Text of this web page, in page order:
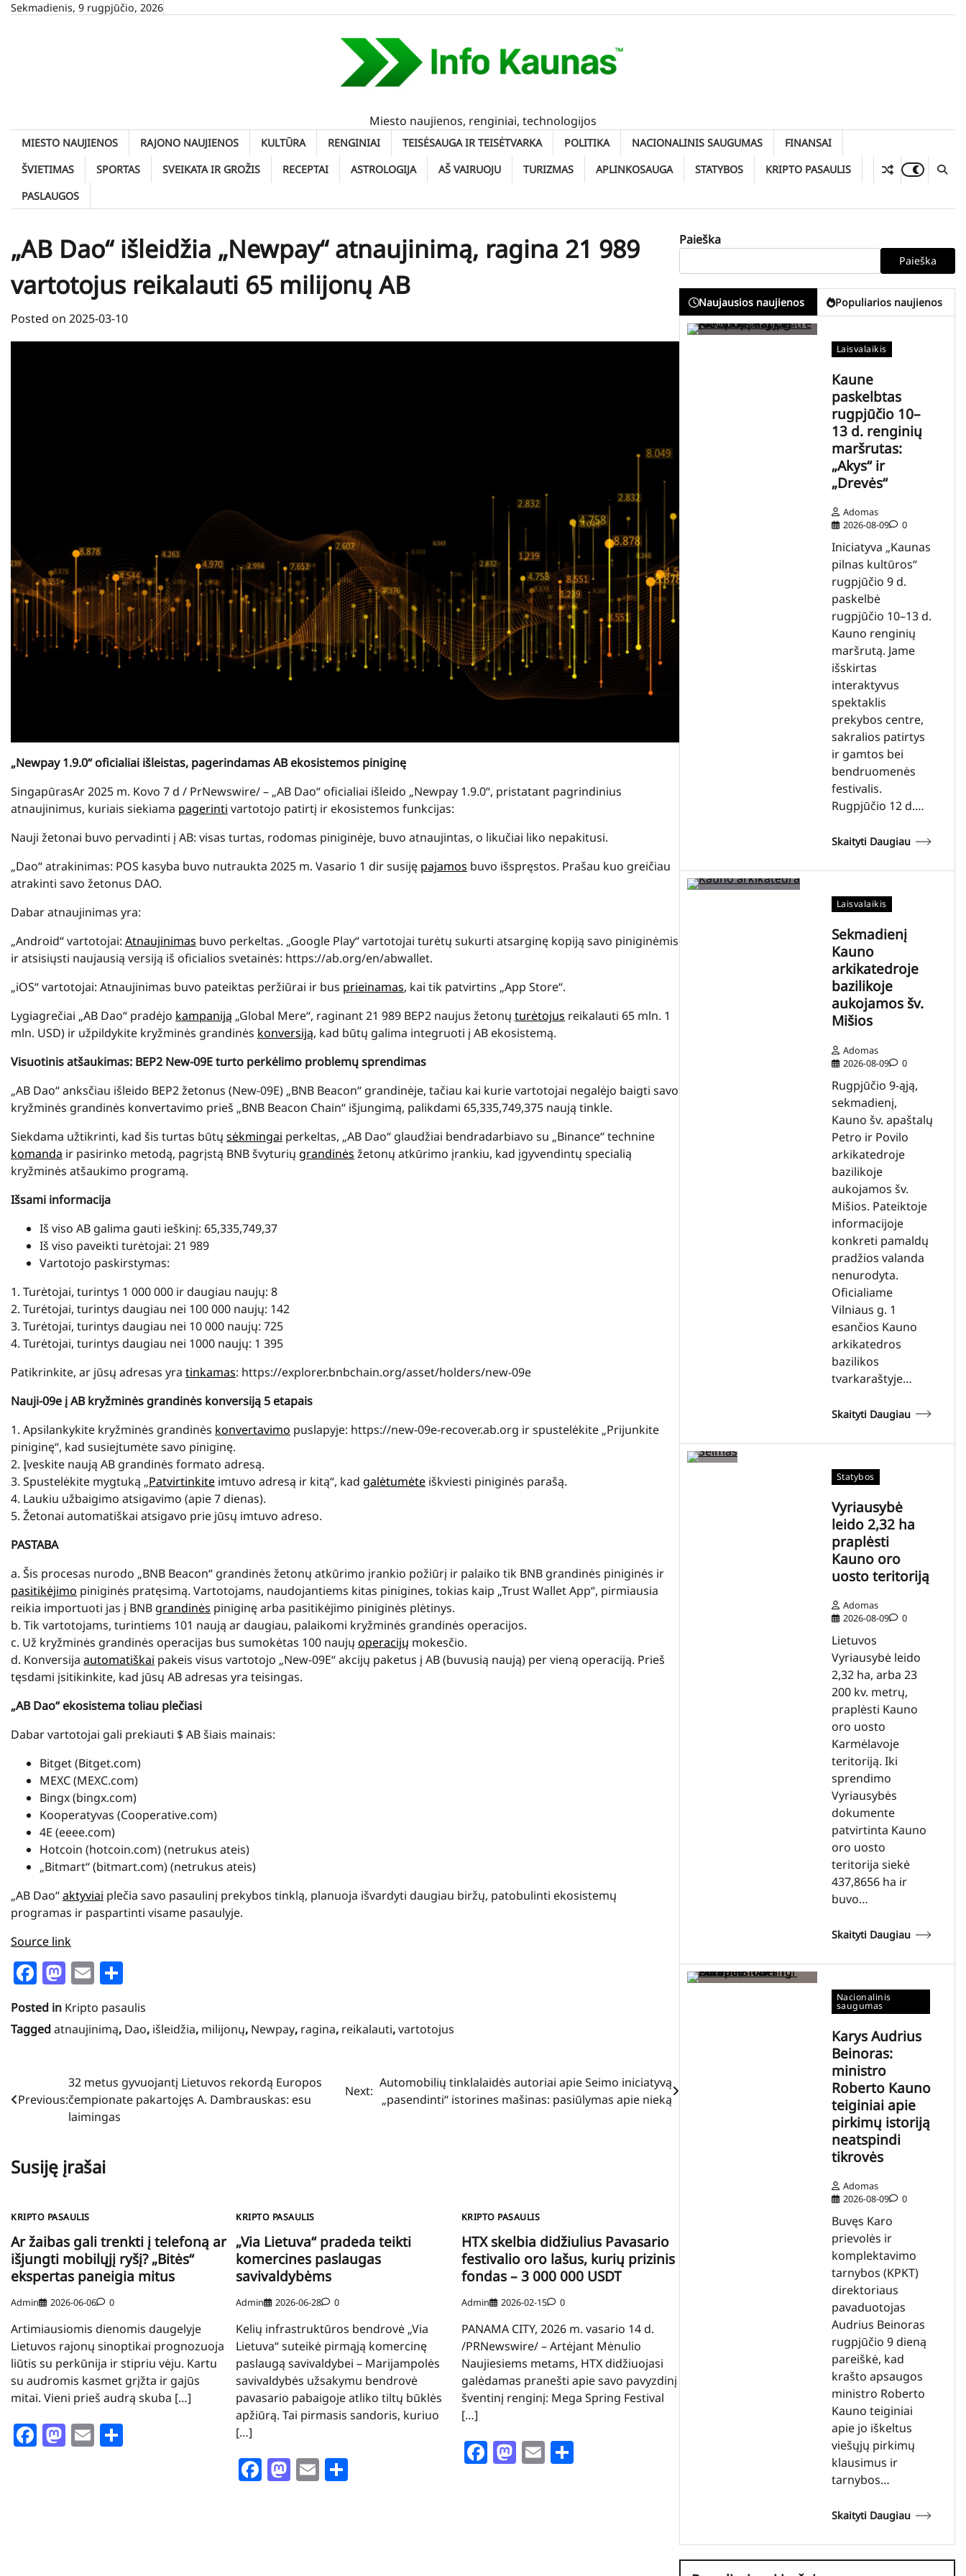
SkipSekmadienis, 9 rugpjūčio, 2026
Miesto naujienos, renginiai, technologijos
MIESTO NAUJIENOS RAJONO NAUJIENOS KULTŪRA RENGINIAI TEISĖSAUGA IR TEISĖTVARKA POLITIKA NACIONALINIS SAUGUMAS
FINANSAI
ŠVIETIMAS
SPORTAS SVEIKATA IR GROŽIS RECEPTAI ASTROLOGIJA AŠ VAIRUOJU TURIZMAS APLINKOSAUGA STATYBOS
KRIPTO PASAULIS
PASLAUGOS
„AB Dao“ išleidžia „Newpay“ atnaujinimą, ragina 21 989
vartotojus reikalauti 65 milijonų AB
Posted on 2025-03-10
„Newpay 1.9.0“ oficialiai išleistas, pagerindamas AB ekosistemos piniginę
SingapūrasAr 2025 m. Kovo 7 d / PrNewswire/ – „AB Dao“ oficialiai išleido „Newpay 1.9.0“, pristatant pagrindinius
atnaujinimus, kuriais siekiama pagerinti vartotojo patirtį ir ekosistemos funkcijas:
Nauji žetonai buvo pervadinti į AB: visas turtas, rodomas piniginėje, buvo atnaujintas, o likučiai liko nepakitusi.
„Dao“ atrakinimas: POS kasyba buvo nutraukta 2025 m. Vasario 1 dir susiję pajamos buvo išspręstos. Prašau kuo greičiau
atrakinti savo žetonus DAO.
Dabar atnaujinimas yra:
„Android“ vartotojai: Atnaujinimas buvo perkeltas. „Google Play“ vartotojai turėtų sukurti atsarginę kopiją savo piniginėmis
ir atsisiųsti naujausią versiją iš oficialios svetainės: https://ab.org/en/abwallet.
„iOS“ vartotojai: Atnaujinimas buvo pateiktas peržiūrai ir bus prieinamas, kai tik patvirtins „App Store“.
Lygiagrečiai „AB Dao“ pradėjo kampaniją „Global Mere“, raginant 21 989 BEP2 naujus žetonų turėtojus reikalauti 65 mln. 1
mln. USD) ir užpildykite kryžminės grandinės konversiją, kad būtų galima integruoti į AB ekosistemą.
Visuotinis atšaukimas: BEP2 New-09E turto perkėlimo problemų sprendimas
„AB Dao“ anksčiau išleido BEP2 žetonus (New-09E) „BNB Beacon“ grandinėje, tačiau kai kurie vartotojai negalėjo baigti savo
kryžminės grandinės konvertavimo prieš „BNB Beacon Chain“ išjungimą, palikdami 65,335,749,375 naują tinkle.
Siekdama užtikrinti, kad šis turtas būtų sėkmingai perkeltas, „AB Dao“ glaudžiai bendradarbiavo su „Binance“ technine
komanda ir pasirinko metodą, pagrįstą BNB švyturių grandinės žetonų atkūrimo įrankiu, kad įgyvendintų specialią
kryžminės atšaukimo programą.
Išsami informacija
Iš viso AB galima gauti ieškinį: 65,335,749,37
Iš viso paveikti turėtojai: 21 989
Vartotojo paskirstymas:
1. Turėtojai, turintys 1 000 000 ir daugiau naujų: 8
2. Turėtojai, turintys daugiau nei 100 000 naujų: 142
3. Turėtojai, turintys daugiau nei 10 000 naujų: 725
4. Turėtojai, turintys daugiau nei 1000 naujų: 1 395
Patikrinkite, ar jūsų adresas yra tinkamas: https://explorer.bnbchain.org/asset/holders/new-09e
Nauji-09e į AB kryžminės grandinės konversiją 5 etapais
1. Apsilankykite kryžminės grandinės konvertavimo puslapyje: https://new-09e-recover.ab.org ir spustelėkite „Prijunkite
piniginę“, kad susiejtumėte savo piniginę.
2. Įveskite naują AB grandinės formato adresą.
3. Spustelėkite mygtuką „Patvirtinkite imtuvo adresą ir kitą“, kad galėtumėte iškviesti piniginės parašą.
4. Laukiu užbaigimo atsigavimo (apie 7 dienas).
5. Žetonai automatiškai atsigavo prie jūsų imtuvo adreso.
PASTABA
a. Šis procesas nurodo „BNB Beacon“ grandinės žetonų atkūrimo įrankio požiūrį ir palaiko tik BNB grandinės piniginės ir
pasitikėjimo piniginės pratęsimą. Vartotojams, naudojantiems kitas pinigines, tokias kaip „Trust Wallet App“, pirmiausia
reikia importuoti jas į BNB grandinės piniginę arba pasitikėjimo piniginės plėtinys.
b. Tik vartotojams, turintiems 101 naują ar daugiau, palaikomi kryžminės grandinės operacijos.
c. Už kryžminės grandinės operacijas bus sumokėtas 100 naujų operacijų mokesčio.
d. Konversija automatiškai pakeis visus vartotojo „New-09E“ akcijų paketus į AB (buvusią naują) per vieną operaciją. Prieš
tęsdami įsitikinkite, kad jūsų AB adresas yra teisingas.
„AB Dao“ ekosistema toliau plečiasi
Dabar vartotojai gali prekiauti $ AB šiais mainais:
Bitget (Bitget.com)
MEXC (MEXC.com)
Bingx (bingx.com)
Kooperatyvas (Cooperative.com)
4E (eeee.com)
Hotcoin (hotcoin.com) (netrukus ateis)
„Bitmart“ (bitmart.com) (netrukus ateis)
„AB Dao“aktyviai plečia savo pasaulinį prekybos tinklą, planuoja išvardyti daugiau biržų, patobulinti ekosistemų
programas ir paspartinti visame pasaulyje.
Source link
Facebook
Mastodon
Email
Posted in Kripto pasaulis
Taggedatnaujinimą, Dao, išleidžia, milijonų, Newpay, ragina, reikalauti,vartotojus
Navigacija
tarp
Previous:
32 metus gyvuojantį Lietuvos rekordą Europos
čempionate pakartojęs A. Dambrauskas: esu
laimingas
Next:
Automobilių tinklalaidės autoriai apie Seimo iniciatyvą
„pasendinti“ istorines mašinas: pasiūlymas apie nieką
Susiję įrašai
KRIPTO PASAULIS
Ar žaibas gali trenkti į telefoną ar
išjungti mobilųjį ryšį? „Bitės“
ekspertas paneigia mitus
Admin 2026-06-06 0
Artimiausiomis dienomis daugelyje
Lietuvos rajonų sinoptikai prognozuoja
liūtis su perkūnija ir stipriu vėju. Kartu
su audromis kasmet grįžta ir gajūs
mitai. Vieni prieš audrą skuba […]
Facebook
Mastodon
Email
KRIPTO PASAULIS
„Via Lietuva“ pradeda teikti
komercines paslaugas
savivaldybėms
Admin 2026-06-28 0
Kelių infrastruktūros bendrovė „Via
Lietuva“ suteikė pirmąją komercinę
paslaugą savivaldybei – Marijampolės
savivaldybės užsakymu bendrovė
pavasario pabaigoje atliko tiltų būklės
apžiūrą. Tai pirmasis sandoris, kuriuo
[…]
Facebook
Mastodon
Email
KRIPTO PASAULIS
HTX skelbia didžiulius Pavasario
festivalio oro lašus, kurių prizinis
fondas – 3 000 000 USDT
Admin 2026-02-15 0
PANAMA CITY, 2026 m. vasario 14 d.
/PRNewswire/ – Artėjant Mėnulio
Naujiesiems metams, HTX didžiuojasi
galėdamas pranešti apie savo pavyzdinį
šventinį renginį: Mega Spring Festival
[…]
Facebook
Mastodon
EmailShare
Paieška
Paieška
Naujausios naujienos Populiarios naujienos
Laisvalaikis
Kaune
paskelbtas
rugpjūčio 10–
13 d. renginių
maršrutas:
„Akys“ ir
„Drevės“
Adomas
2026-08-09
0
Iniciatyva „Kaunas
pilnas kultūros“
rugpjūčio 9 d.
paskelbė
rugpjūčio 10–13 d.
Kauno renginių
maršrutą. Jame
išskirtas
interaktyvus
spektaklis
prekybos centre,
sakralios patirtys
ir gamtos bei
bendruomenės
festivalis.
Rugpjūčio 12 d.…
Skaityti Daugiau
Laisvalaikis
Sekmadienį
Kauno
arkikatedroje
bazilikoje
aukojamos šv.
Mišios
Adomas
2026-08-09
0
Rugpjūčio 9-ąją,
sekmadienį,
Kauno šv. apaštalų
Petro ir Povilo
arkikatedroje
bazilikoje
aukojamos šv.
Mišios. Pateiktoje
informacijoje
konkreti pamaldų
pradžios valanda
nenurodyta.
Oficialiame
Vilniaus g. 1
esančios Kauno
arkikatedros
bazilikos
tvarkaraštyje…
Skaityti Daugiau
Statybos
Vyriausybė
leido 2,32 ha
praplėsti
Kauno oro
uosto teritoriją
Adomas
2026-08-09
0
Lietuvos
Vyriausybė leido
2,32 ha, arba 23
200 kv. metrų,
praplėsti Kauno
oro uosto
Karmėlavoje
teritoriją. Iki
sprendimo
Vyriausybės
dokumente
patvirtinta Kauno
oro uosto
teritorija siekė
437,8656 ha ir
buvo…
Skaityti Daugiau
Nacionalinis
saugumas
Karys Audrius
Beinoras:
ministro
Roberto Kauno
teiginiai apie
pirkimų istoriją
neatspindi
tikrovės
Adomas
2026-08-09
0
Buvęs Karo
prievolės ir
komplektavimo
tarnybos (KPKT)
direktoriaus
pavaduotojas
Audrius Beinoras
rugpjūčio 9 dieną
pareiškė, kad
krašto apsaugos
ministro Roberto
Kauno teiginiai
apie jo iškeltus
viešųjų pirkimų
klausimus ir
tarnybos…
Skaityti Daugiau